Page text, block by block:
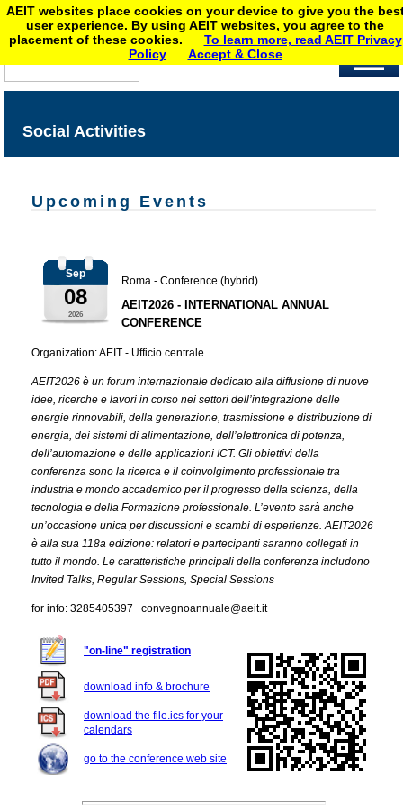
Social Activities
Upcoming Events
Sep
08
2026
Roma - Conference (hybrid)
AEIT2026 - INTERNATIONAL ANNUAL
CONFERENCE
Organization: AEIT - Ufficio centrale
AEIT2026 è un forum internazionale dedicato alla diffusione di nuove
idee, ricerche e lavori in corso nei settori dell’integrazione delle
energie rinnovabili, della generazione, trasmissione e distribuzione di
energia, dei sistemi di alimentazione, dell’elettronica di potenza,
dell’automazione e delle applicazioni ICT. Gli obiettivi della
conferenza sono la ricerca e il coinvolgimento professionale tra
industria e mondo accademico per il progresso della scienza, della
tecnologia e della Formazione professionale. L’evento sarà anche
un’occasione unica per discussioni e scambi di esperienze. AEIT2026
è alla sua 118a edizione: relatori e partecipanti saranno collegati in
tutto il mondo. Le caratteristiche principali della conferenza includono
Invited Talks, Regular Sessions, Special Sessions
for info: 3285405397 convegnoannuale@aeit.it
"on-line" registration
download info & brochure
download the file.ics for your
calendars
go to the conference web site
AEIT websites place cookies on your device to give you the
user experience. By using AEIT websites, you agree to the
placement of these cookies.
To learn more, read AEIT Privacy
Policy
Accept & Close